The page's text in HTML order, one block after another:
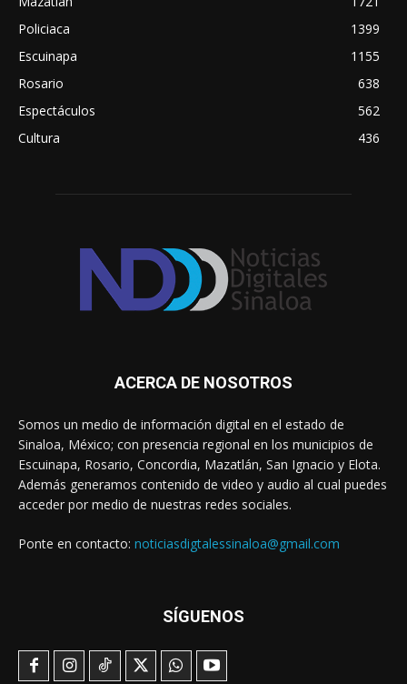
Policiaca
1399
Escuinapa
1155
Rosario
638
Espectáculos
562
Cultura
436
ACERCA DE NOSOTROS
Somos un medio de información digital en el estado de
Sinaloa, México; con presencia regional en los municipios de
Escuinapa, Rosario, Concordia, Mazatlán, San Ignacio y Elota.
Además generamos contenido de video y audio al cual puedes
acceder por medio de nuestras redes sociales.
Ponte en contacto: noticiasdigtalessinaloa@gmail.com
SÍGUENOS